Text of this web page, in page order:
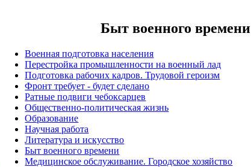
Быт военного времени
Военная подготовка населения
Перестройка промышленности на военный лад
Подготовка рабочих кадров. Трудовой героизм
Фронт требует - будет сделано
Ратные подвиги чебоксарцев
Общественно-политическая жизнь
Образование
Научная работа
Литература и искусство
Быт военного времени
Медицинское обслуживание. Городское хозяйство